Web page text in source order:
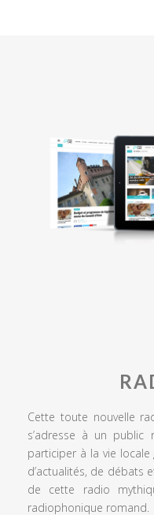
Cette toute nouvelle
s’adresse à un public
participer à la vie
d’actualités, de débats
de cette radio
radiophonique romand.